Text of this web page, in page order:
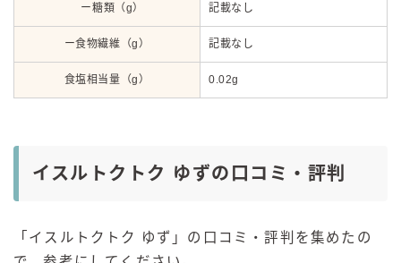
ー糖類（g） 記載なし
ー食物繊維（g） 記載なし
食塩相当量（g） 0.02g
イスルトクトク ゆずの口コミ・評判
「 イスルトクトク ゆず」の口コミ・評判を集めたの